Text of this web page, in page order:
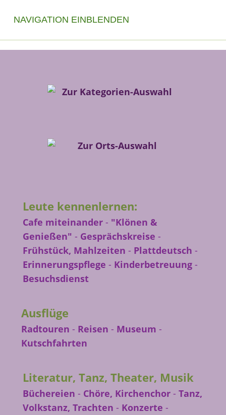
NAVIGATION EINBLENDEN
Leute kennenlernen:
Cafe miteinander - "Klönen &
Genießen" - Gesprächskreise -
Frühstück, Mahlzeiten - Plattdeutsch -
Erinnerungspflege - Kinderbetreuung -
Besuchsdienst
Ausflüge
Radtouren - Reisen - Museum -
Kutschfahrten
Literatur, Tanz, Theater, Musik
Büchereien - Chöre, Kirchenchor - Tanz,
Volkstanz, Trachten - Konzerte -